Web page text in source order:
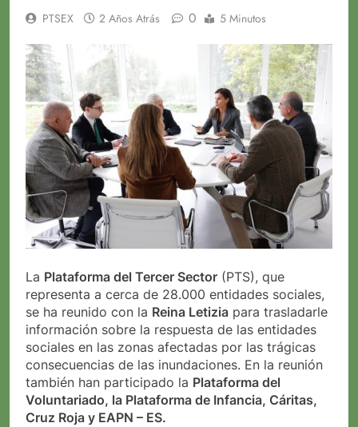
PTSEX 2 Años Atrás 0 5 Minutos
La Plataforma del Tercer Sector (PTS), que
representa a cerca de 28.000 entidades sociales,
se ha reunido con la Reina Letizia para trasladarle
información sobre la respuesta de las entidades
sociales en las zonas afectadas por las trágicas
consecuencias de las inundaciones. En la reunión
también han participado la Plataforma del
Voluntariado, la Plataforma de Infancia, Cáritas,
Cruz Roja y EAPN – ES.